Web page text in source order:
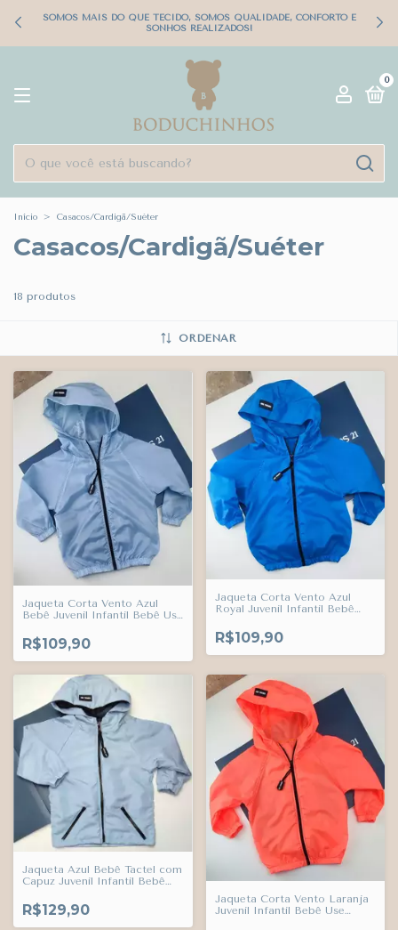
SOMOS MAIS DO QUE TECIDO, SOMOS QUALIDADE, CONFORTO E
SONHOS REALIZADOS!
0
Início > Casacos/Cardigã/Suéter
Casacos/Cardigã/Suéter
18 produtos
ORDENAR
Jaqueta Corta Vento Azul
Bebê Juvenil Infantil Bebê Use
R$109,90
Jaqueta Corta Vento Azul
Royal Juvenil Infantil Bebê
R$109,90
Jaqueta Azul Bebê Tactel com
Capuz Juvenil Infantil Bebê
R$129,90
Jaqueta Corta Vento Laranja
Juvenil Infantil Bebê Use